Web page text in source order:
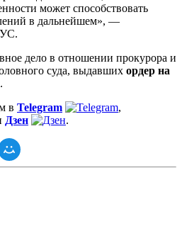
может способствовать
в дальнейшем», —
дело в отношении прокурора и
суда, выдавших ордер на
.
в Telegram
,
Дзен .